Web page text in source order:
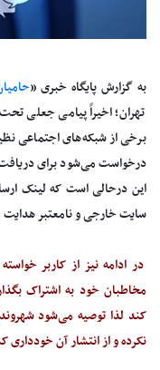
به گزارش پایگاه خبری «
تهران؛ اخیراً پیامی جعلی
برخی از شبکه‌های اجتماعی
درخواست می‌شود برای
این درحالی است که لینک
سایت خارجی و نامعتبر
در ادامه نیز از کاربر
مخاطبان خود به اشتراک
کند لذا توصیه می‌شود
نکرده و از انتشار آن خودداری